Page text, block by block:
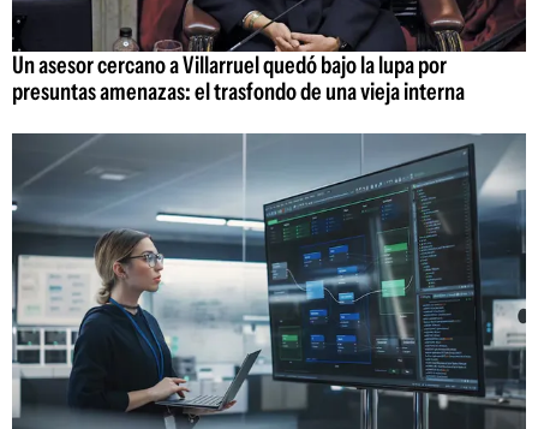
Un asesor cercano a Villarruel quedó bajo la lupa por
presuntas amenazas: el trasfondo de una vieja interna